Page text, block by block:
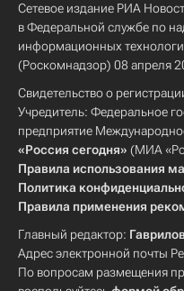
Сетевое издание РИА
в Федеральной службе по
информационных
(Роскомнадзор) 08 апреля
Свидетельство о
Учредитель: Федеральное
предприятие
«Россия сегодня» (МИА
Правила использования
Политика
Правила применения
Главный редактор:
Адрес электронной почты
По вопросам размещения